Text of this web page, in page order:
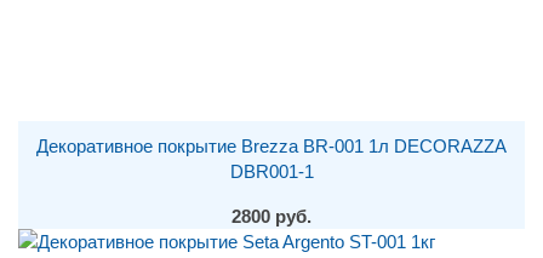
Декоративное покрытие Brezza BR-001 1л DECORAZZA
DBR001-1
2800 руб.